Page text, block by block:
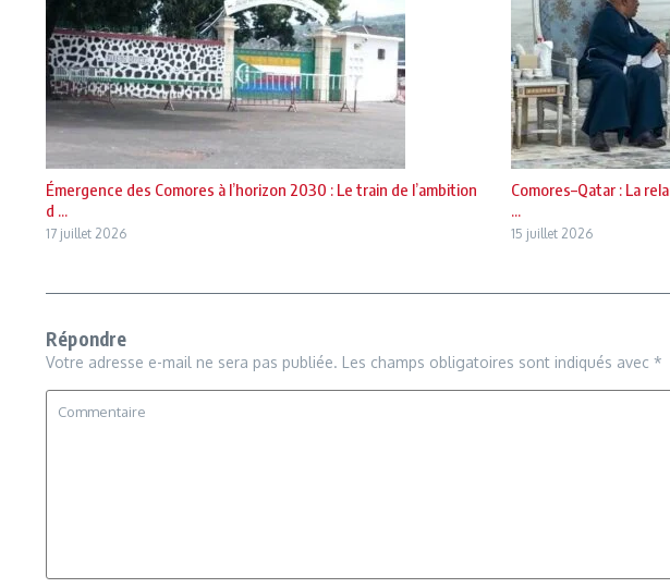
Émergence des Comores à l’horizon 2030 : Le train de l’ambition
d ...
17 juillet 2026
Comores–Qatar : La
...
15 juillet 2026
Répondre
Votre adresse e-mail ne sera pas publiée. Les champs obligatoires sont indiqués avec *